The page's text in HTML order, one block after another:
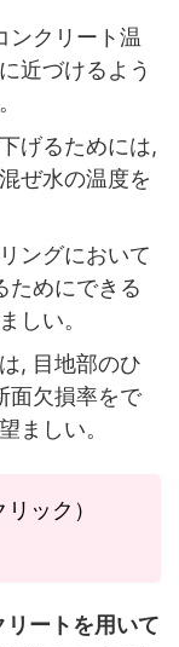
ンクリート温
近づけるよう
げるためには,
ぜ水の温度を
ングにおいて
ためにできる
しい。
, 目地部のひ
面欠損率をで
ましい。
ック）
ートを用いて